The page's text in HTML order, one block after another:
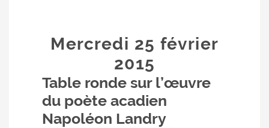
Mercredi 25février
2015
Table ronde sur l’œuvre
du poète acadien
Napoléon Landry